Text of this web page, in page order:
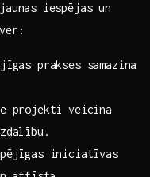
iespējas un
prakses samazina
projekti‌ veicina
iniciatīvas